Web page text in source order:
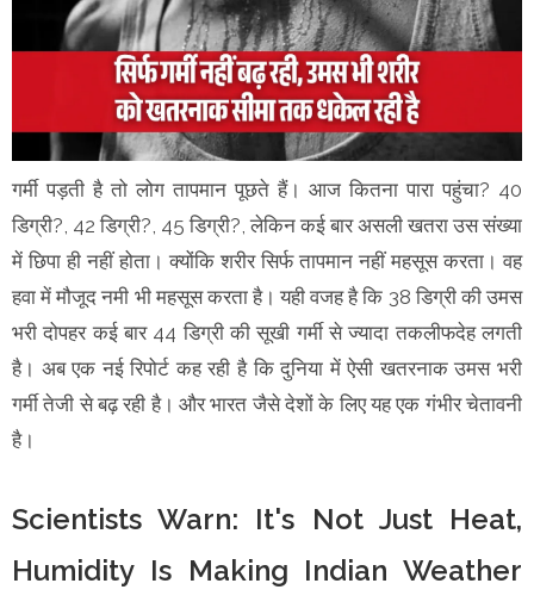
गर्मी पड़ती है तो लोग तापमान पूछते हैं। आज कितना पारा पहुंचा? 40
डिग्री?, 42 डिग्री?, 45 डिग्री?, लेकिन कई बार असली खतरा उस संख्या
में छिपा ही नहीं होता। क्योंकि शरीर सिर्फ तापमान नहीं महसूस करता। वह
हवा में मौजूद नमी भी महसूस करता है। यही वजह है कि 38 डिग्री की उमस
भरी दोपहर कई बार 44 डिग्री की सूखी गर्मी से ज्यादा तकलीफदेह लगती
है। अब एक नई रिपोर्ट कह रही है कि दुनिया में ऐसी खतरनाक उमस भरी
गर्मी तेजी से बढ़ रही है। और भारत जैसे देशों के लिए यह एक गंभीर चेतावनी
है।
Scientists Warn: It's Not Just Heat,
Humidity Is Making Indian Weather